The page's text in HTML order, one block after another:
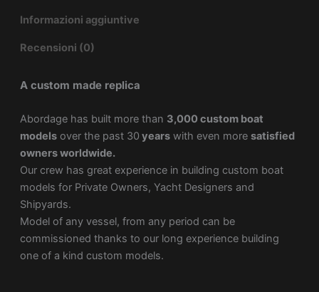
Informazioni aggiuntive
Recensioni (0)
A custom made replica
Abordage has built more than 3,000 custom boat
modelsover the past 30 yearswith even more satisfied
owners worldwide.
Our crew has great experience in building custom boat
models for Private Owners, Yacht Designers and
Shipyards.
Model of any vessel, from any period can be
commissioned thanks to our long experience building
one of a kind custom models.